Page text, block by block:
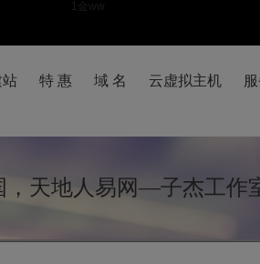
1金ww
站 特 惠 域 名 云虚拟主机
，天地人易网—子杰工作